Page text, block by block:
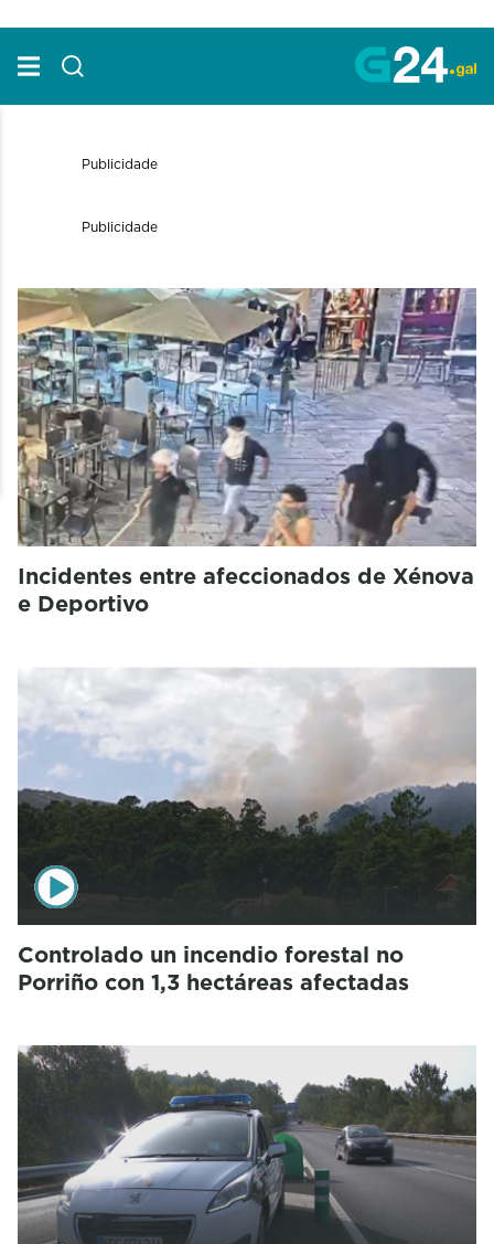
Incidentes entre afeccionados de Xénova
e Deportivo
Controlado un incendio forestal no
Porriño con 1,3 hectáreas afectadas
Publicidade
Publicidade